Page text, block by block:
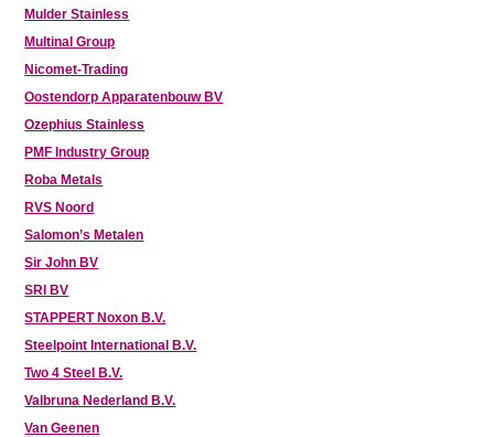
Mulder Stainless
Multinal Group
Nicomet-Trading
Oostendorp Apparatenbouw BV
Ozephius Stainless
PMF Industry Group
Roba Metals
RVS Noord
Salomon’s Metalen
Sir John BV
SRI BV
STAPPERT Noxon B.V.
Steelpoint International B.V.
Two 4 Steel B.V.
Valbruna Nederland B.V.
Van Geenen